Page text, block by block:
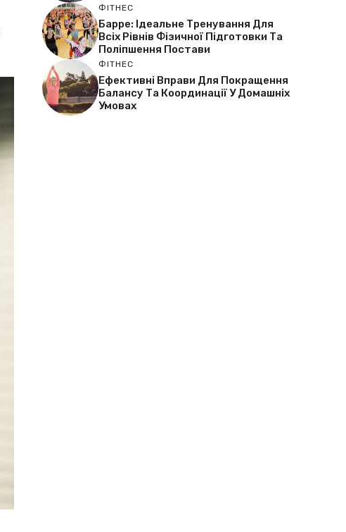
ФІТНЕС
Барре: Ідеальне Тренування Для
Всіх Рівнів Фізичної Підготовки Та
Поліпшення Постави
ФІТНЕС
Ефективні Вправи Для Покращення
Балансу Та Координації У Домашніх
Умовах